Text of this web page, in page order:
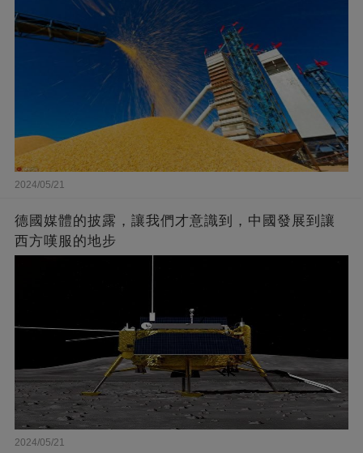
2024/05/21
德國媒體的披露，讓我們才意識到，中國發展到讓
西方嘆服的地步
2024/05/21